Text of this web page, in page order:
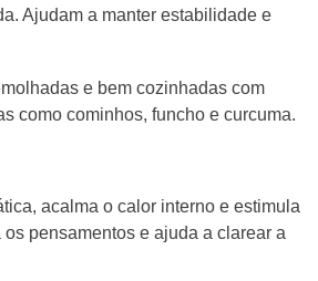
Ajudam a manter estabilidade e
e bem cozinhadas com
como cominhos, funcho e curcuma.
acalma o calor interno e estimula
pensamentos e ajuda a clarear a